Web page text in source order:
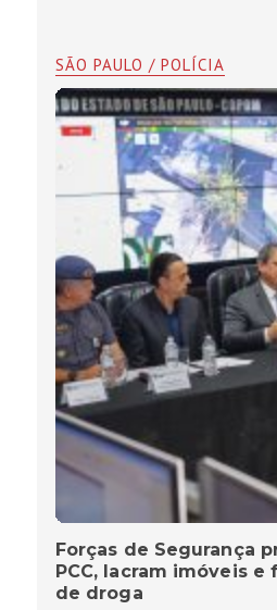
SÃO PAULO / POLÍCIA
Forças de Segurança
PCC, lacram imóveis
de droga